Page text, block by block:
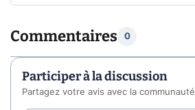
Commentaires 0
Participer à la discussion
Partagez votre avis avec la